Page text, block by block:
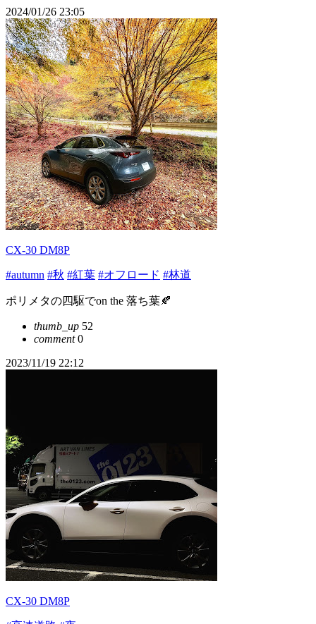
2024/01/26 23:05
CX-30 DM8P
#autumn #秋 #紅葉 #オフロード #林道
ポリメタの四駆でon the 落ち葉🍂
thumb_up 52
comment0
2023/11/19 22:12
CX-30 DM8P